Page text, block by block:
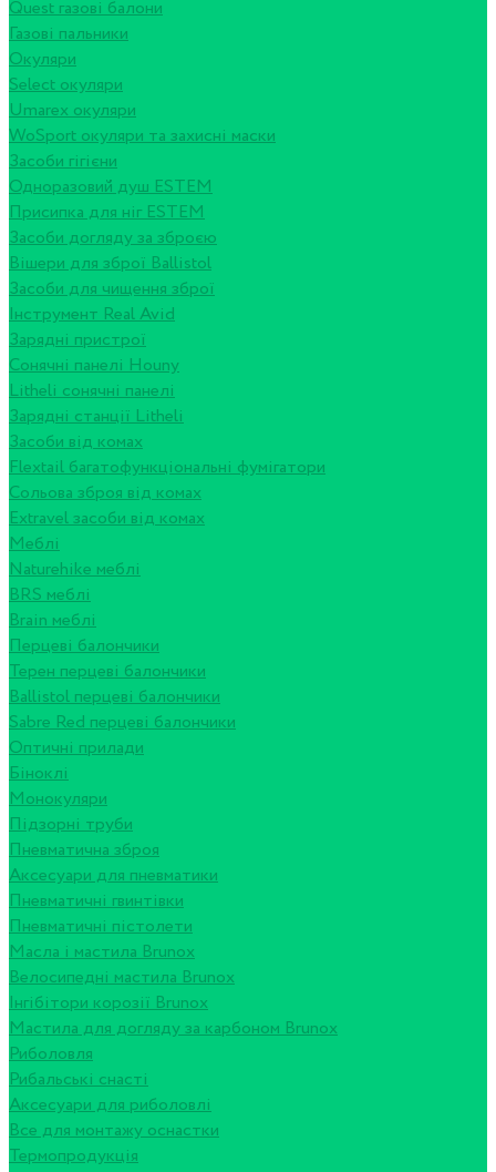
Quest газові балони
Газові пальники
Окуляри
Select окуляри
Umarex окуляри
WoSport окуляри та захисні маски
Засоби гігієни
Одноразовий душ ESTEM
Присипка для ніг ESTEM
Засоби догляду за зброєю
Вішери для зброї Ballistol
Засоби для чищення зброї
Інструмент Real Avid
Зарядні пристрої
Сонячні панелі Houny
Litheli сонячні панелі
Зарядні станції Litheli
Засоби від комах
Flextail багатофункціональні фумігатори
Сольова зброя від комах
Extravel засоби від комах
Меблі
Naturehike меблі
BRS меблі
Brain меблі
Перцеві балончики
Терен перцеві балончики
Ballistol перцеві балончики
Sabre Red перцеві балончики
Оптичні прилади
Біноклі
Монокуляри
Підзорні труби
Пневматична зброя
Аксесуари для пневматики
Пневматичні гвинтівки
Пневматичні пістолети
Масла і мастила Brunox
Велосипедні мастила Brunox
Інгібітори корозії Brunox
Мастила для догляду за карбоном Brunox
Риболовля
Рибальські снасті
Аксесуари для риболовлі
Все для монтажу оснастки
Термопродукція